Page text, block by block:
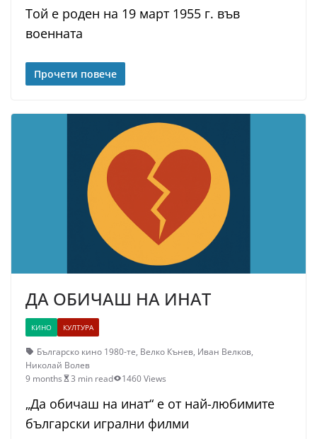
Той е роден на 19 март 1955 г. във
военната
Прочети повече
ДА ОБИЧАШ НА ИНАТ
КИНО КУЛТУРА
Българско кино 1980-те, Велко Кънев, Иван Велков,
Николай Волев
9 months
3 min read 1460 Views
„Да обичаш на инат“ е от най-любимите
български игрални филми